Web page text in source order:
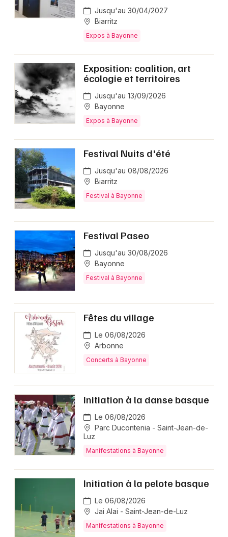
Jusqu'au 30/04/2027
Biarritz
Expos à Bayonne
Exposition: coalition, art
écologie et territoires
Jusqu'au 13/09/2026
Bayonne
Expos à Bayonne
Festival Nuits d'été
Jusqu'au 08/08/2026
Biarritz
Festival à Bayonne
Festival Paseo
Jusqu'au 30/08/2026
Bayonne
Festival à Bayonne
Fêtes du village
Le 06/08/2026
Arbonne
Concerts à Bayonne
Initiation à la danse basque
Le 06/08/2026
Parc Ducontenia - Saint-Jean-de-
Luz
Manifestations à Bayonne
Initiation à la pelote basque
Le 06/08/2026
Jai Alai - Saint-Jean-de-Luz
Manifestations à Bayonne